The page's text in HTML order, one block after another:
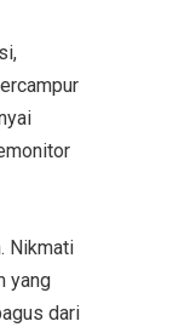
Nikmati
yang
dari